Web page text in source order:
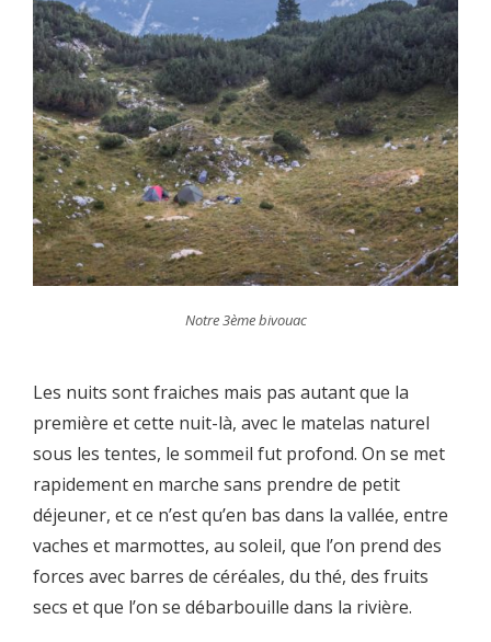
Notre 3ème bivouac
Les nuits sont fraiches mais pas autant que la
première et cette nuit-là, avec le matelas naturel
sous les tentes, le sommeil fut profond. On se met
rapidement en marche sans prendre de petit
déjeuner, et ce n’est qu’en bas dans la vallée, entre
vaches et marmottes, au soleil, que l’on prend des
forces avec barres de céréales, du thé, des fruits
secs et que l’on se débarbouille dans la rivière.